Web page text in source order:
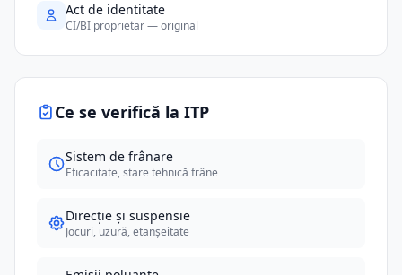
Act de identitate
CI/BI proprietar — original
Ce se verifică la ITP
Sistem de frânare
Eficacitate, stare tehnică frâne
Direcție și suspensie
Jocuri, uzură, etanșeitate